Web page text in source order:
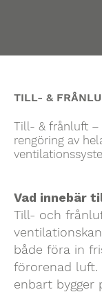
TILL- &
Till- & frånluft –
rengöring av
Vad innebär
Till- och
både föra in
förorenad luft.
enbart bygger